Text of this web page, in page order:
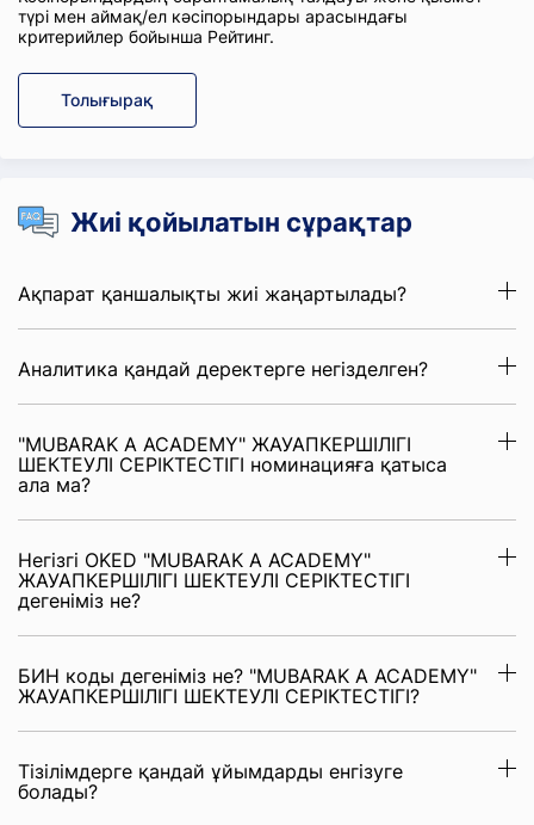
түрі мен аймақ/ел кәсіпорындары арасындағы
критерийлер бойынша Рейтинг.
Толығырақ
Жиі қойылатын сұрақтар
Ақпарат қаншалықты жиі жаңартылады?
Аналитика қандай деректерге негізделген?
"MUBARAK A ACADEMY" ЖАУАПКЕРШІЛІГІ
ШЕКТЕУЛІ СЕРІКТЕСТІГІ номинацияға қатыса
ала ма?
Негізгі OKED "MUBARAK A ACADEMY"
ЖАУАПКЕРШІЛІГІ ШЕКТЕУЛІ СЕРІКТЕСТІГІ
дегеніміз не?
БИН коды дегеніміз не? "MUBARAK A ACADEMY"
ЖАУАПКЕРШІЛІГІ ШЕКТЕУЛІ СЕРІКТЕСТІГІ?
Тізілімдерге қандай ұйымдарды енгізуге
болады?